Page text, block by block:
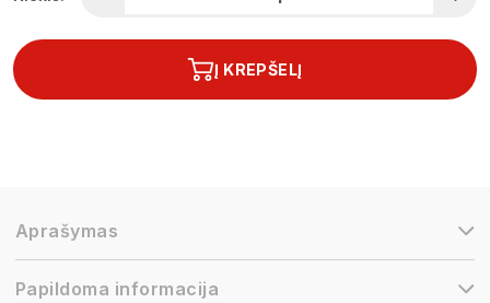
Į KREPŠELĮ
Aprašymas
Papildoma informacija